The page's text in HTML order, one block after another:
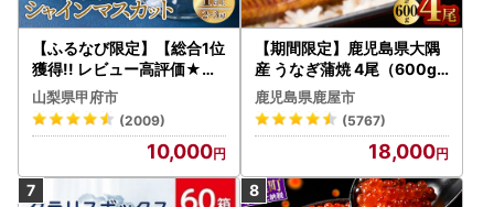
【ふるなび限定】【総合1位
獲得!! レビュー高評価★】
〈2026年度配送分〉山梨
県産 シャインマスカット 2
～3房（1.0kg以上）シャイ
ン フルーツ FN-Limited-S
P
山梨県甲府市
(2009)
10,000
【期間限定】鹿児島県大隅
産 うなぎ蒲焼 4尾（600g
） KN007-004-04-cp18
うなぎ 鰻 魚 惣菜 総菜
鹿児島県鹿屋市
(5767)
18,000